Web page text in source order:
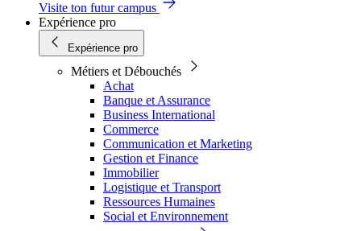
Visite ton futur campus
Expérience pro
Expérience pro
Métiers et Débouchés
Achat
Banque et Assurance
Business International
Commerce
Communication et Marketing
Gestion et Finance
Immobilier
Logistique et Transport
Ressources Humaines
Social et Environnement